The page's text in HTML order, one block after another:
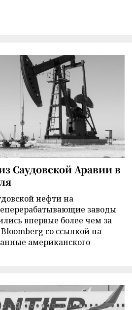
Саудовской Аравии в
нефти на
заводы
впервые более чем за
со ссылкой на
американского